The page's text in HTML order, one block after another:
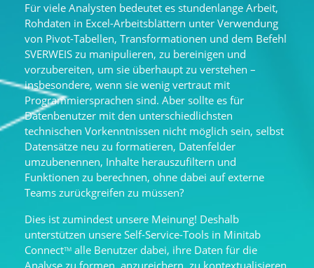
Für viele Analysten bedeutet es stundenlange Arbeit,
Rohdaten in Excel-Arbeitsblättern unter Verwendung
von Pivot-Tabellen, Transformationen und dem Befehl
SVERWEIS zu manipulieren, zu bereinigen und
vorzubereiten, um sie überhaupt zu verstehen –
insbesondere, wenn sie wenig vertraut mit
Programmiersprachen sind. Aber sollte es für
Datenbenutzer mit den unterschiedlichsten
technischen Vorkenntnissen nicht möglich sein, selbst
Datensätze neu zu formatieren, Datenfelder
umzubenennen, Inhalte herauszufiltern und
Funktionen zu berechnen, ohne dabei auf externe
Teams zurückgreifen zu müssen?
Dies ist zumindest unsere Meinung! Deshalb
unterstützen unsere Self-Service-Tools in Minitab
ConnectTM alle Benutzer dabei, ihre Daten für die